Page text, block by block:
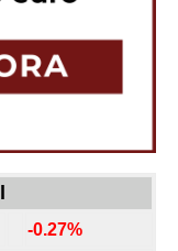
-0.27%